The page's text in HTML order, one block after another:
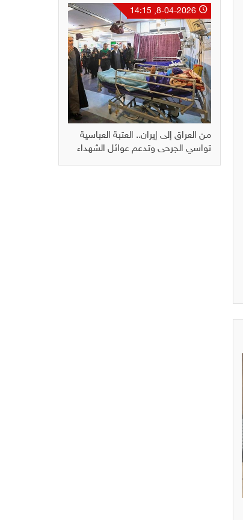
من العراق إلى إيران.. العتبة العباسية
تواسي الجرحى وتدعم عوائل الشهداء